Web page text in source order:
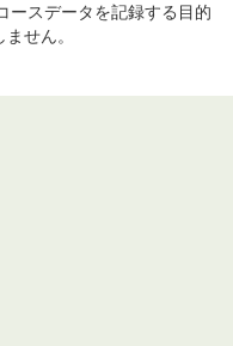
ースデータを記録する目的
せん。